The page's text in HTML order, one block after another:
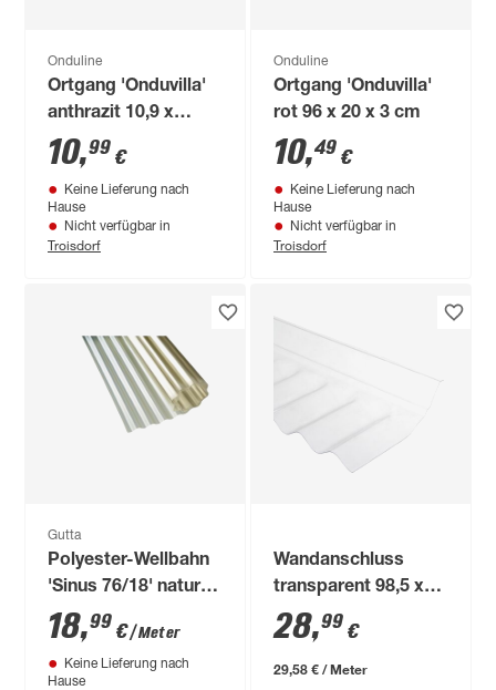
Onduline
Ortgang 'Onduvilla'
anthrazit 10,9 x
103,5 cm
10,99 €
Keine Lieferung nach
Hause
Nicht verfügbar in
Troisdorf
Onduline
Ortgang 'Onduvilla'
rot 96 x 20 x 3 cm
10,49 €
Keine Lieferung nach
Hause
Nicht verfügbar in
Troisdorf
Gutta
Polyester-Wellbahn
'Sinus 76/18' natur
200 x 0,08 cm
Meterware
18,99 €/ Meter
Keine Lieferung nach
Hause
Wandanschluss
transparent 98,5 x
15 x 5 cm
28,99 €
29,58 € / Meter